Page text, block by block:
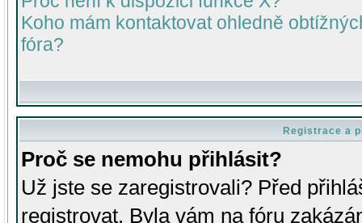
Koho mám kontaktovat ohledně
fóra?
Registrace a
Proč se nemohu přihlásit?
Už jste se zaregistrovali? Před
registrovat. Byla vám na fóru